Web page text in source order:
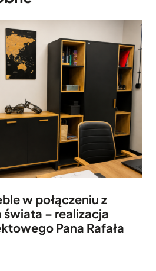
w połączeniu z
świata – realizacja
Pana Rafała